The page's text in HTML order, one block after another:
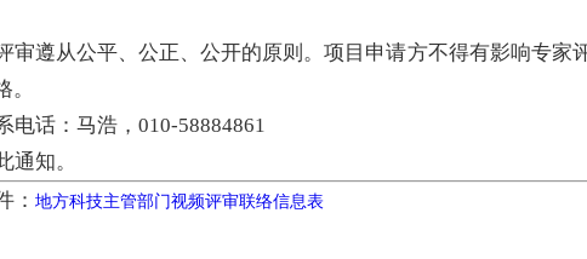
审遵从公平、公正、公开的原则。项目申请方不得有影响专
。
电话：马浩，010-58884861
通知。
： 地方科技主管部门视频评审联络信息表